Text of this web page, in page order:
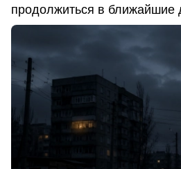
продолжиться в ближайшие